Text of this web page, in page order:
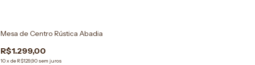
Mesa de Centro Rústica Abadia
R$1.299,00
10xde R$129,90 sem juros